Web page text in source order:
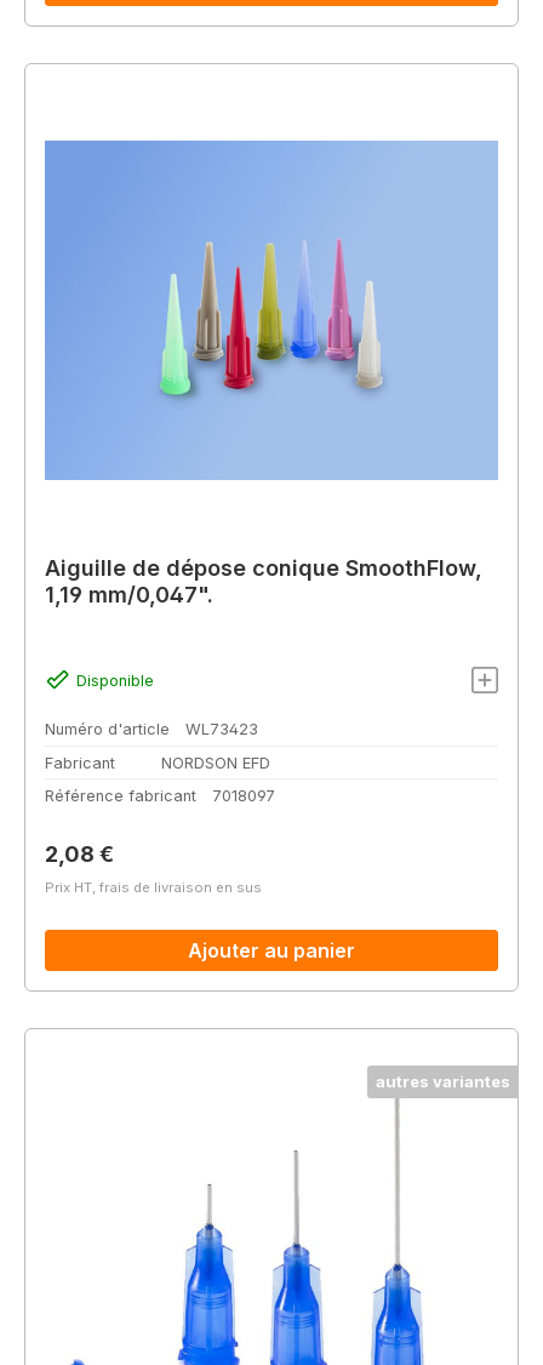
Aiguille de dépose conique SmoothFlow,
1,19 mm/0,047".
Disponible
Numéro d'article
WL73423
Fabricant
NORDSON EFD
Référence fabricant
7018097
Prix régulier :
2,08 €
Prix HT, frais de livraison en sus
Ajouter au panier
autres variantes